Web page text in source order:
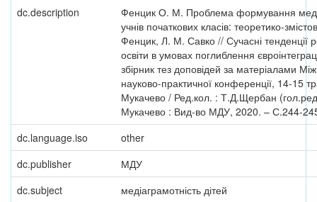
dc.description
Фенцик О. М. Проблема формування
учнів початкових класів: теоретико-
Фенцик, Л. М. Савко // Сучасні тенденції
освіти в умовах поглиблення
збірник тез доповідей за матеріалами
науково-практичної конференції, 14-15
Мукачево / Ред.кол. : Т.Д.Щербан
Мукачево : Вид-во МДУ, 2020. – С.244-
dc.language.iso
other
dc.publisher
МДУ
dc.subject
медіаграмотність дітей